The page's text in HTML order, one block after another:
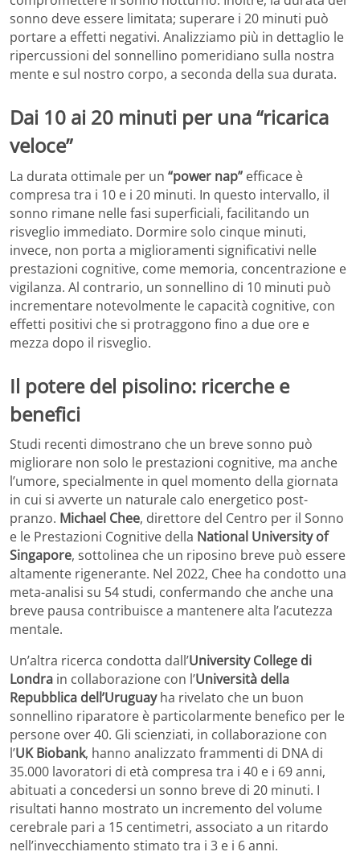
sonno deve essere limitata; superare i 20 minuti può
portare a effetti negativi. Analizziamo più in dettaglio le
ripercussioni del sonnellino pomeridiano sulla nostra
mente e sul nostro corpo, a seconda della sua durata.
Dai 10 ai 20 minuti per una “ricarica
veloce”
La durata ottimale per un “power nap” efficace è
compresa tra i 10 e i 20 minuti. In questo intervallo, il
sonno rimane nelle fasi superficiali, facilitando un
risveglio immediato. Dormire solo cinque minuti,
invece, non porta a miglioramenti significativi nelle
prestazioni cognitive, come memoria, concentrazione e
vigilanza. Al contrario, un sonnellino di 10 minuti può
incrementare notevolmente le capacità cognitive, con
effetti positivi che si protraggono fino a due ore e
mezza dopo il risveglio.
Il potere del pisolino: ricerche e
benefici
Studi recenti dimostrano che un breve sonno può
migliorare non solo le prestazioni cognitive, ma anche
l’umore, specialmente in quel momento della giornata
in cui si avverte un naturale calo energetico post-
pranzo. Michael Chee, direttore del Centro per il Sonno
e le Prestazioni Cognitive della National University of
Singapore, sottolinea che un riposino breve può essere
altamente rigenerante. Nel 2022, Chee ha condotto una
meta-analisi su 54 studi, confermando che anche una
breve pausa contribuisce a mantenere alta l’acutezza
mentale.
Un’altra ricerca condotta dall’University College di
Londra in collaborazione con l’Università della
Repubblica dell’Uruguayha rivelato che un buon
sonnellino riparatore è particolarmente benefico per le
persone over 40. Gli scienziati, in collaborazione con
l’UK Biobank, hanno analizzato frammenti di DNA di
35.000 lavoratori di età compresa tra i 40 e i 69 anni,
abituati a concedersi un sonno breve di 20 minuti. I
risultati hanno mostrato un incremento del volume
cerebrale pari a 15 centimetri, associato a un ritardo
nell’invecchiamento stimato tra i 3 e i 6 anni.